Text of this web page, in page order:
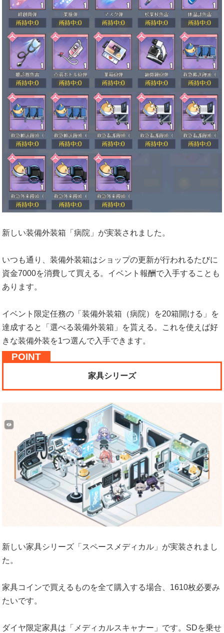
新しい装備外装箱「病院」が実装されました。
いつも通り、装備外装箱はショップの更新が行われるたびに
資金7000を消費して買える。イベント報酬で入手することも
あります。
イベント限定任務の「装備外装箱（病院）を20箱開ける」を
達成すると「選べる装備外装箱」を貰える。これを使えば好
きな装備外装を1つ選んで入手できます。
家具シリーズ
新しい家具シリーズ「スペースメディカル」が実装されまし
た。
家具コインで買えるものを全て購入する場合、1610枚必要み
たいです。
ダイヤ限定家具は「メディカルスキャナー」です。SDを乗せ